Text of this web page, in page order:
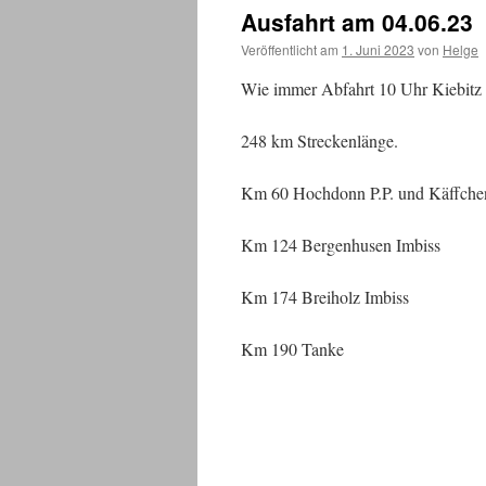
Ausfahrt am 04.06.23
Veröffentlicht am 1. Juni 2023 von Helge
Wie immer Abfahrt 10 Uhr Kiebitz
248 km Streckenlänge.
Km 60 Hochdonn P.P. und
Km 124 Bergenhusen Imbiss
Km 174 Breiholz Imbiss
Km 190 Tanke